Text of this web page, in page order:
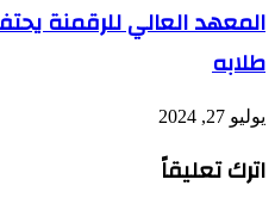
المعهد العالي للرقمنة
طلابه
يوليو 27, 2024
اترك تعليقاً